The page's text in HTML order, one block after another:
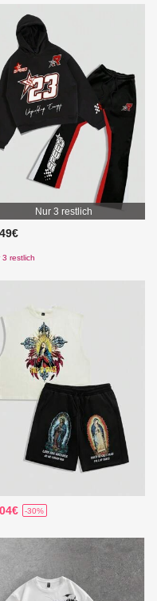
Nur 3 restlich
3 restlich
-30%